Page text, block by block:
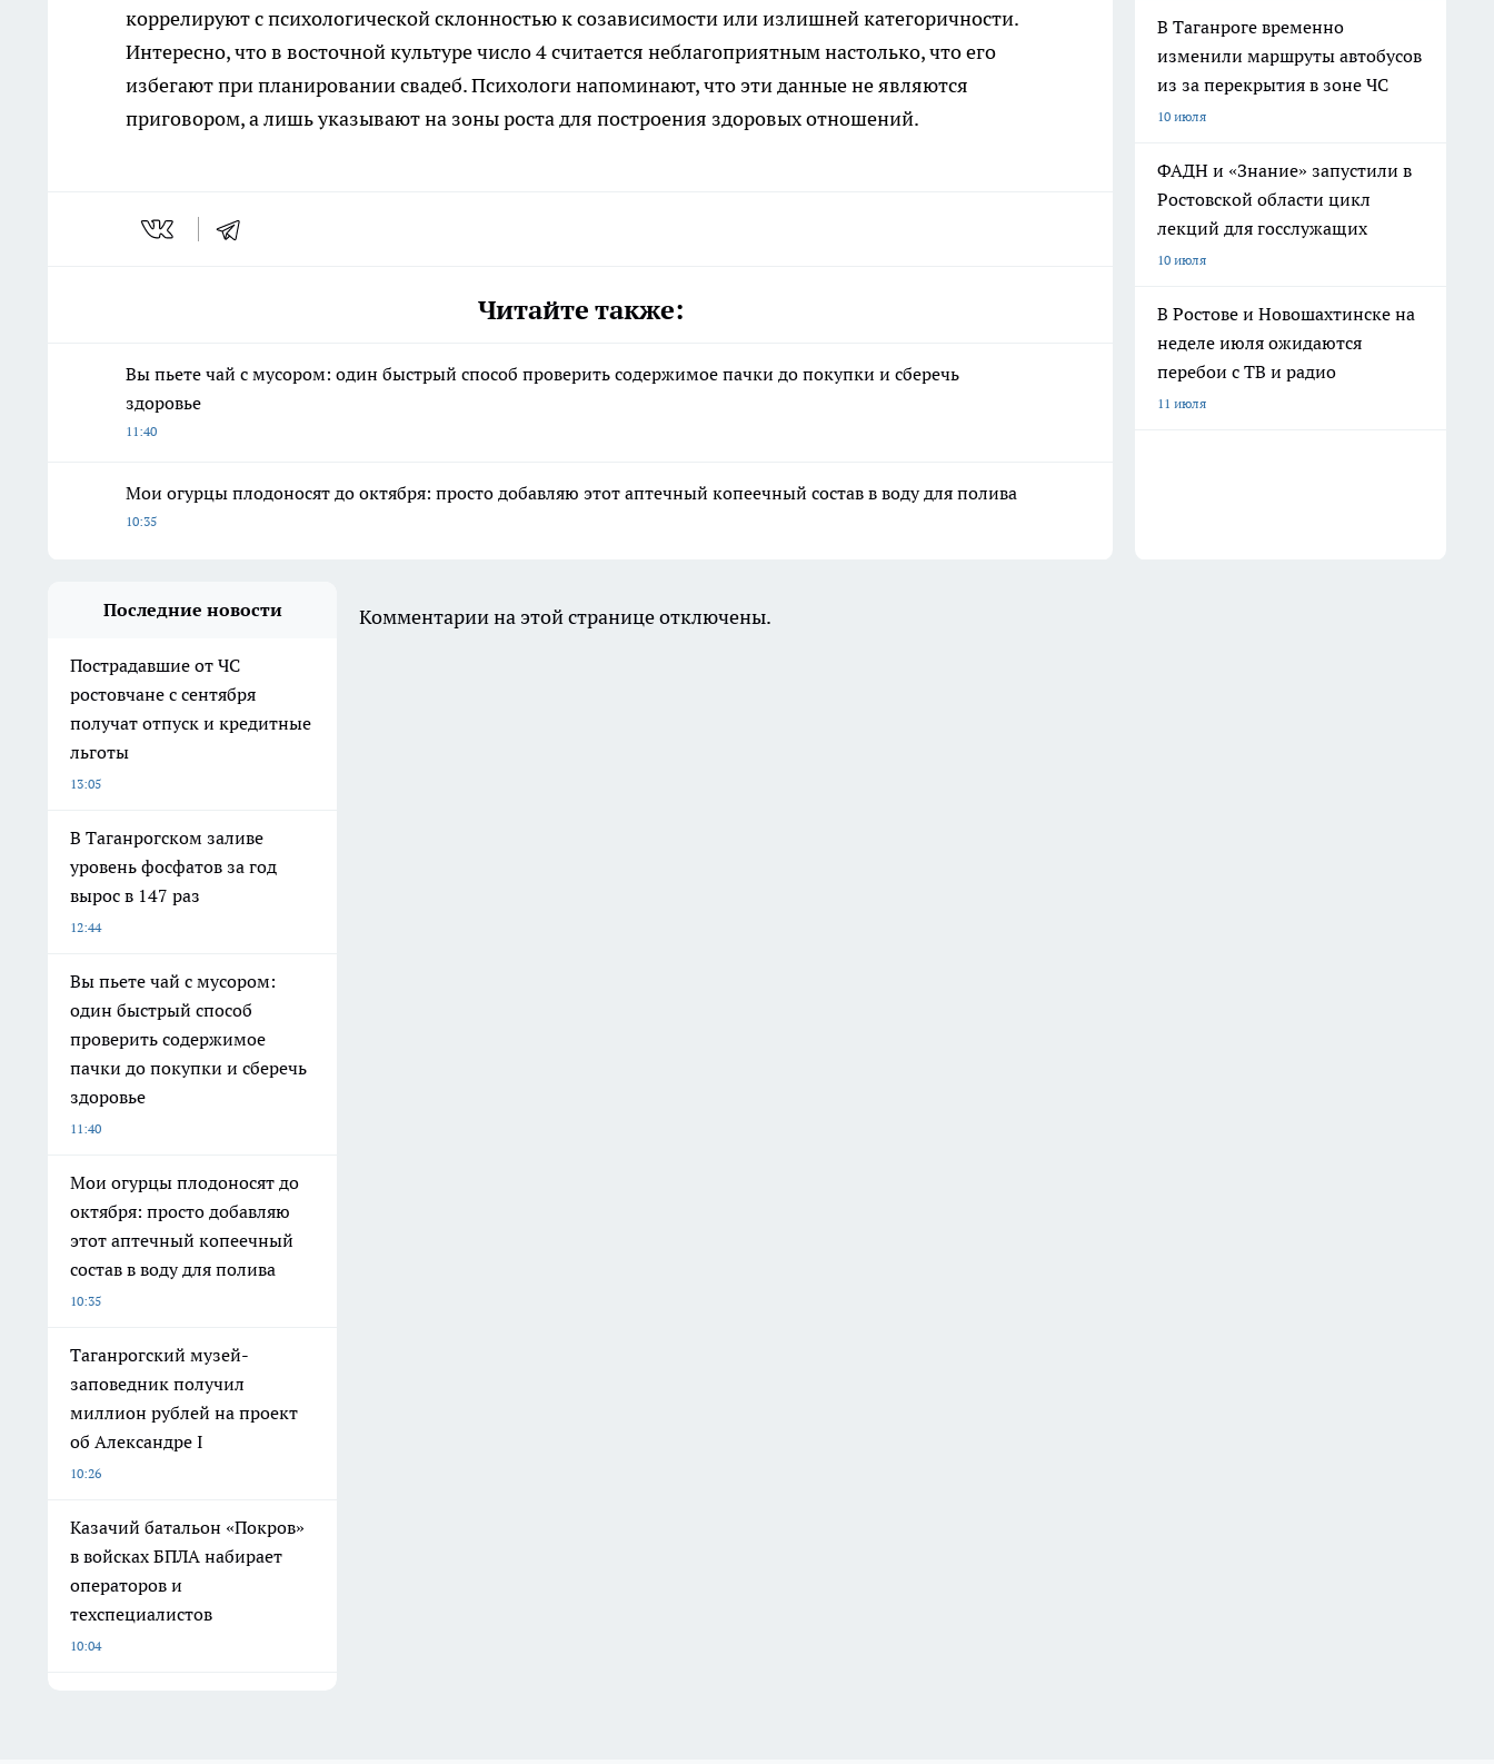
коррелируют с психологической склонностью к созависимости или излишней категоричности.
Интересно, что в восточной культуре число 4 считается неблагоприятным настолько, что его
избегают при планировании свадеб. Психологи напоминают, что эти данные не являются
приговором, а лишь указывают на зоны роста для построения здоровых отношений.
Читайте также:
Вы пьете чай с мусором: один быстрый способ проверить содержимое пачки до покупки и сберечь
здоровье
11:40
Мои огурцы плодоносят до октября: просто добавляю этот аптечный копеечный состав в воду для полива
10:35
В Таганроге временно
изменили маршруты автобусов
из за перекрытия в зоне ЧС
10 июля
ФАДН и «Знание» запустили в
Ростовской области цикл
лекций для госслужащих
10 июля
В Ростове и Новошахтинске на
неделе июля ожидаются
перебои с ТВ и радио
11 июля
Последние новости
Пострадавшие от ЧС
ростовчане с сентября
получат отпуск и кредитные
льготы
13:05
В Таганрогском заливе
уровень фосфатов за год
вырос в 147 раз
12:44
Вы пьете чай с мусором:
один быстрый способ
проверить содержимое
пачки до покупки и сберечь
здоровье
11:40
Мои огурцы плодоносят до
октября: просто добавляю
этот аптечный копеечный
состав в воду для полива
10:35
Таганрогский музей-
заповедник получил
миллион рублей на проект
об Александре I
10:26
Казачий батальон «Покров»
в войсках БПЛА набирает
операторов и
техспециалистов
10:04
Комментарии на этой странице отключены.